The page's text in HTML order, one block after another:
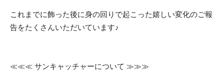
これまでに飾った後に身の回りで起こった嬉しい変化のご報
告をたくさんいただいています♪
≪≪≪ サンキャッチャーについて ≫≫≫